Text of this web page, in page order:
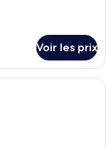
Voir les prix
tête de lit